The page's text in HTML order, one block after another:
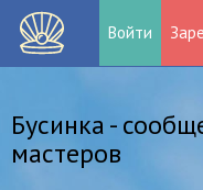
Войти
Бусинка -
мастеров